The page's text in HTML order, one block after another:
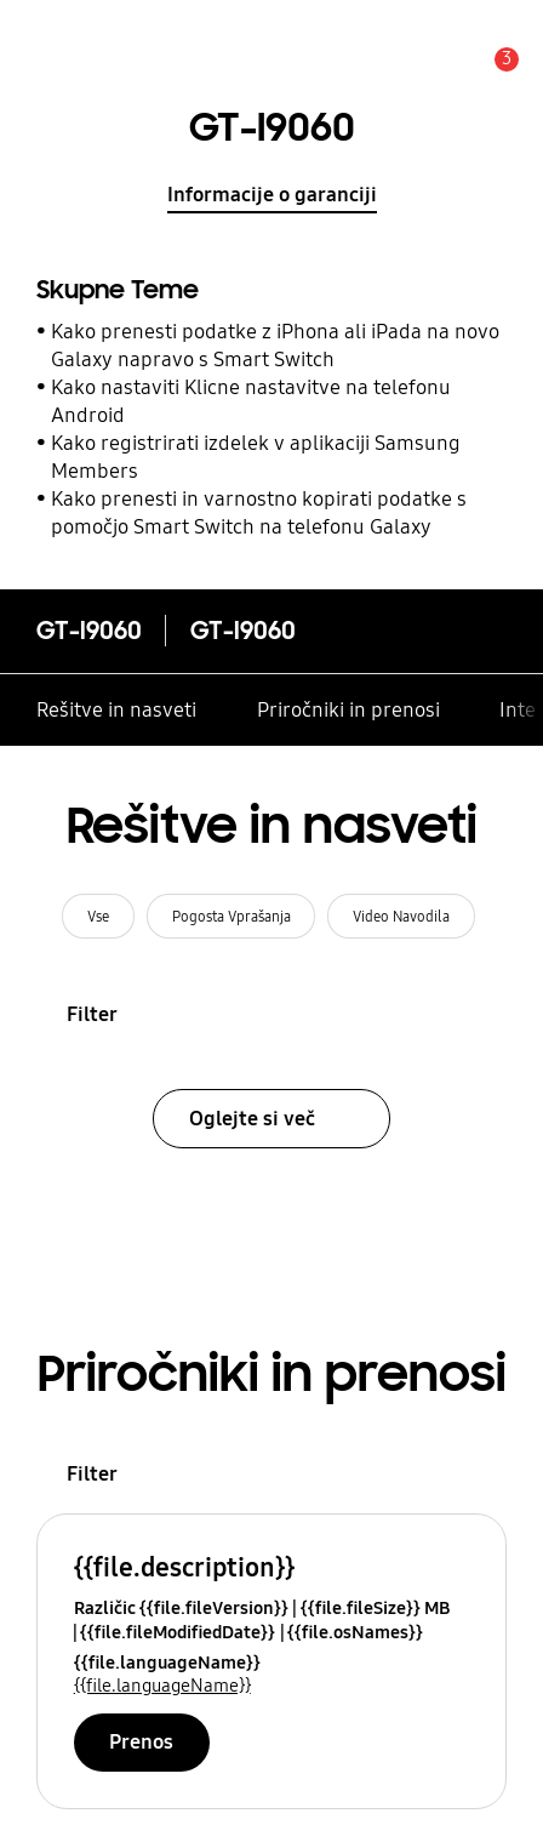
3
GT-I9060
Informacije o garanciji
Skupne Teme
Kako prenesti podatke z iPhona ali iPada na novo
Galaxy napravo s Smart Switch
Kako nastaviti Klicne nastavitve na telefonu
Android
Kako registrirati izdelek v aplikaciji Samsung
Members
Kako prenesti in varnostno kopirati podatke s
pomočjo Smart Switch na telefonu Galaxy
GT-I9060 GT-I9060
Rešitve in nasveti Priročniki in prenosi
Rešitve in nasveti
Vse Pogosta Vprašanja Video Navodila
Filter
Oglejte si več
Priročniki in prenosi
Filter
{{file.description}}
Različic {{file.fileVersion}} {{file.fileSize}} MB
{{file.fileModifiedDate}} {{file.osNames}}
{{file.languageName}}
{{file.languageName}}
Prenos